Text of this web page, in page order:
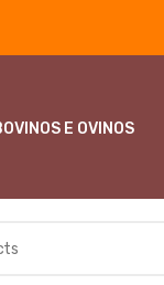
E OVINOS